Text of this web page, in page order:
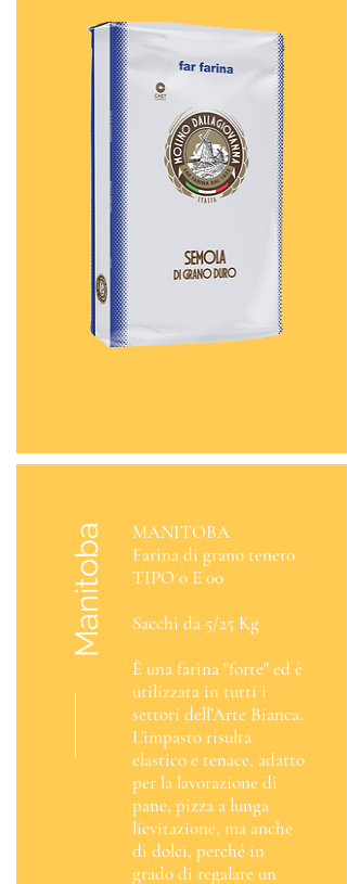
Manitoba
MANITOBA
Farina di grano tenero
TIPO 0 E 00
Sacchi da 5/25 Kg
È una farina "forte" ed è
utilizzata in tutti i
settori dell’Arte Bianca.
L'impasto risulta
elastico e tenace, adatto
per la lavorazione di
pane, pizza a lunga
lievitazione, ma anche
di dolci, perché in
grado di regalare un